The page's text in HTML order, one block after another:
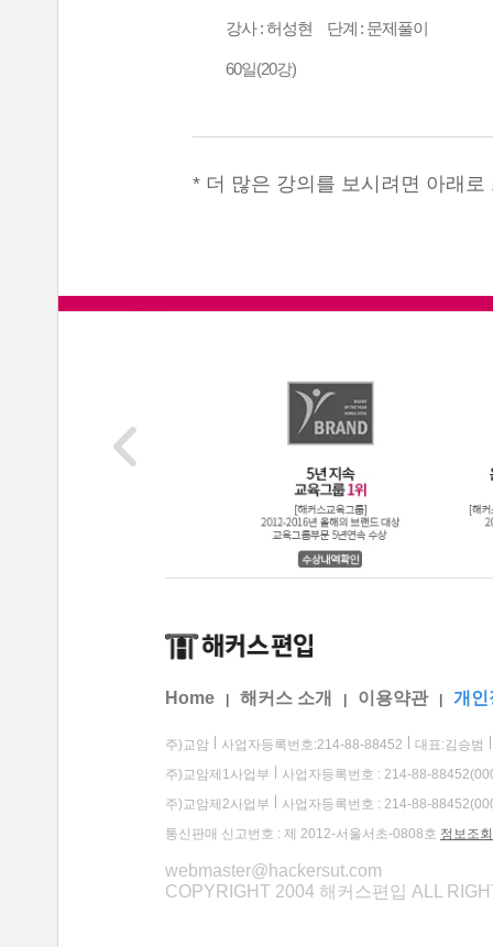
강사 :허성현 단계 : 문제풀이
60일(20강)
* 더 많은 강의를 보시려면 아래로
Home | 해커스 소개 | 이용약관 | 개인
주)교암 사업자등록번호:214-88-88452
대표:김승범
주)교암제1사업부
사업자등록번호 : 214-88-
주)교암제2사업부
사업자등록번호 : 214-88-
통신판매 신고번호 : 제 2012-서울서초-0808호 정보조회
webmaster@hackersut.com
COPYRIGHT 2004 해커스편입 ALL